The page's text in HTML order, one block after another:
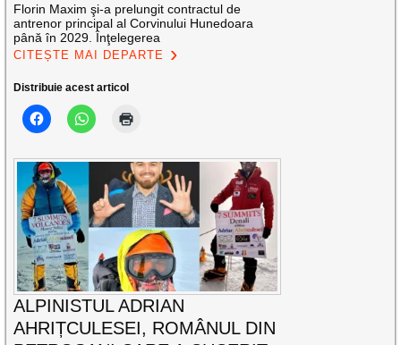
Florin Maxim şi-a prelungit contractul de
antrenor principal al Corvinului Hunedoara
până în 2029. Înţelegerea
CITEȘTE MAI DEPARTE
Distribuie acest articol
ALPINISTUL ADRIAN
AHRIȚCULESEI, ROMÂNUL DIN